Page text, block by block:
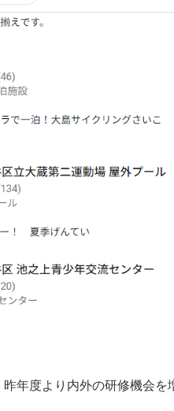
年度より内外の研修機会を